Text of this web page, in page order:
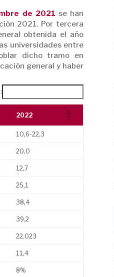
de 2021 se han
2021. Por tercera
obtenida el año
universidades entre
dicho tramo en
general y haber
2022
10,6-22,3
20,0
12,7
25,1
38,4
39,2
22.023
11,4
8%